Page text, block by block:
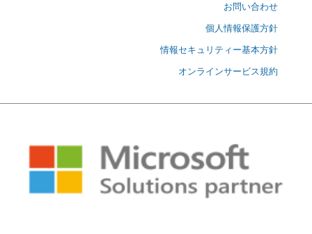
お問い合わせ
個人情報保護方針
情報セキュリティー基本方針
オンラインサービス規約